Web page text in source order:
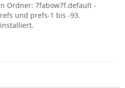
Ordner: 7fabow7f.default -
und prefs-1 bis -93.